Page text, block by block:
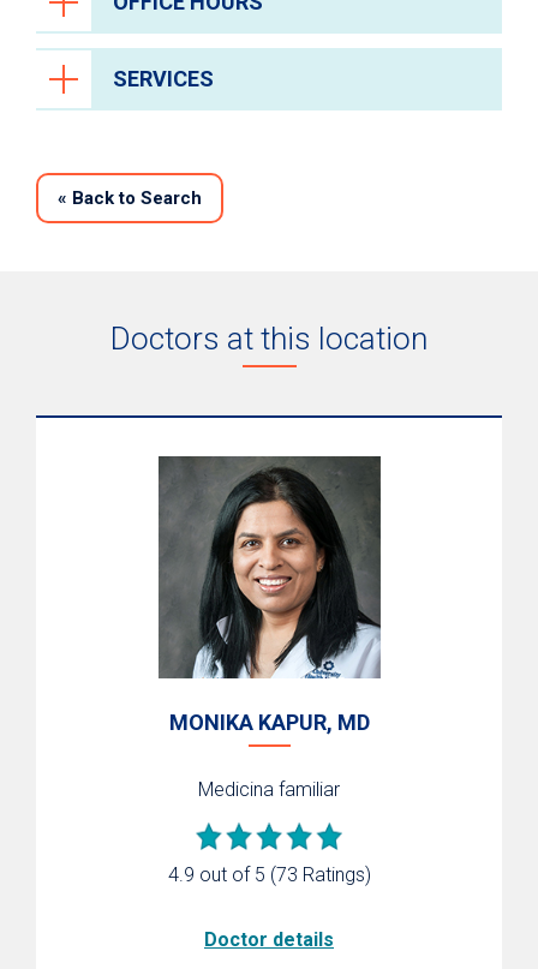
SERVICES
« Back to Search
Doctors at this location
MONIKA KAPUR, MD
Medicina familiar
4.9 out of 5 (73 Ratings)
Doctor details